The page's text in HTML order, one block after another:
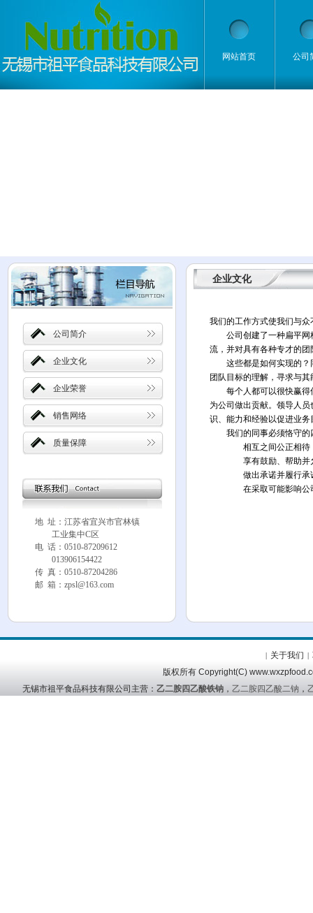
网站首页 公司
公司简介
企业文化
企业荣誉
销售网络
质量保障
地 址：江苏省宜兴市官林镇
工业集中C区
电 话：0510-87209612
013906154422
传 真：0510-87204286
邮 箱：zpsl@163.com
企业文化
我们的工作方式使我们与众
公司创建了一种扁平网格
流，并对具有各种专才的团
这些都是如何实现的？同
团队目标的理解，寻求与
每个人都可以很快赢得信
为公司做出贡献。领导人
识、能力和经验以促进业
我们的同事必须恪守的
相互之间公正相待，
享有鼓励、帮助并允许
做出承诺并履行承
在采取可能影响公司
版权所有 Copyright(C)
无锡市祖平食品科技有限公司主营： 乙二胺四乙酸铁钠， 乙二胺四乙酸二钠，
| 关于我们 |